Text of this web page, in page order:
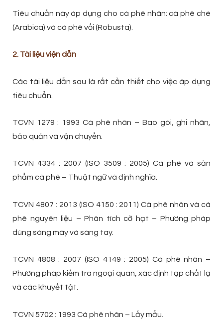
Tiêu chuẩn này áp dụng cho cà phê nhân: cà phê chè
(Arabica) và cà phê vối (Robusta).
2. Tài liệu viện dẫn
Các tài liệu dẫn sau là rất cần thiết cho việc áp dụng
tiêu chuẩn.
TCVN 1279 : 1993 Cà phê nhân – Bao gói, ghi nhãn,
bảo quản và vận chuyển.
TCVN 4334 : 2007 (ISO 3509 : 2005) Cà phê và sản
phẩm cà phê – Thuật ngữ và định nghĩa.
TCVN 4807 : 2013 (ISO 4150 : 2011) Cà phê nhân và cà
phê nguyên liệu – Phân tích cỡ hạt – Phương pháp
dùng sàng máy và sàng tay.
TCVN 4808 : 2007 (ISO 4149 : 2005) Cà phê nhân –
Phương pháp kiểm tra ngoại quan, xác định tạp chất lạ
và các khuyết tật.
TCVN 5702 : 1993 Cà phê nhân – Lấy mẫu.